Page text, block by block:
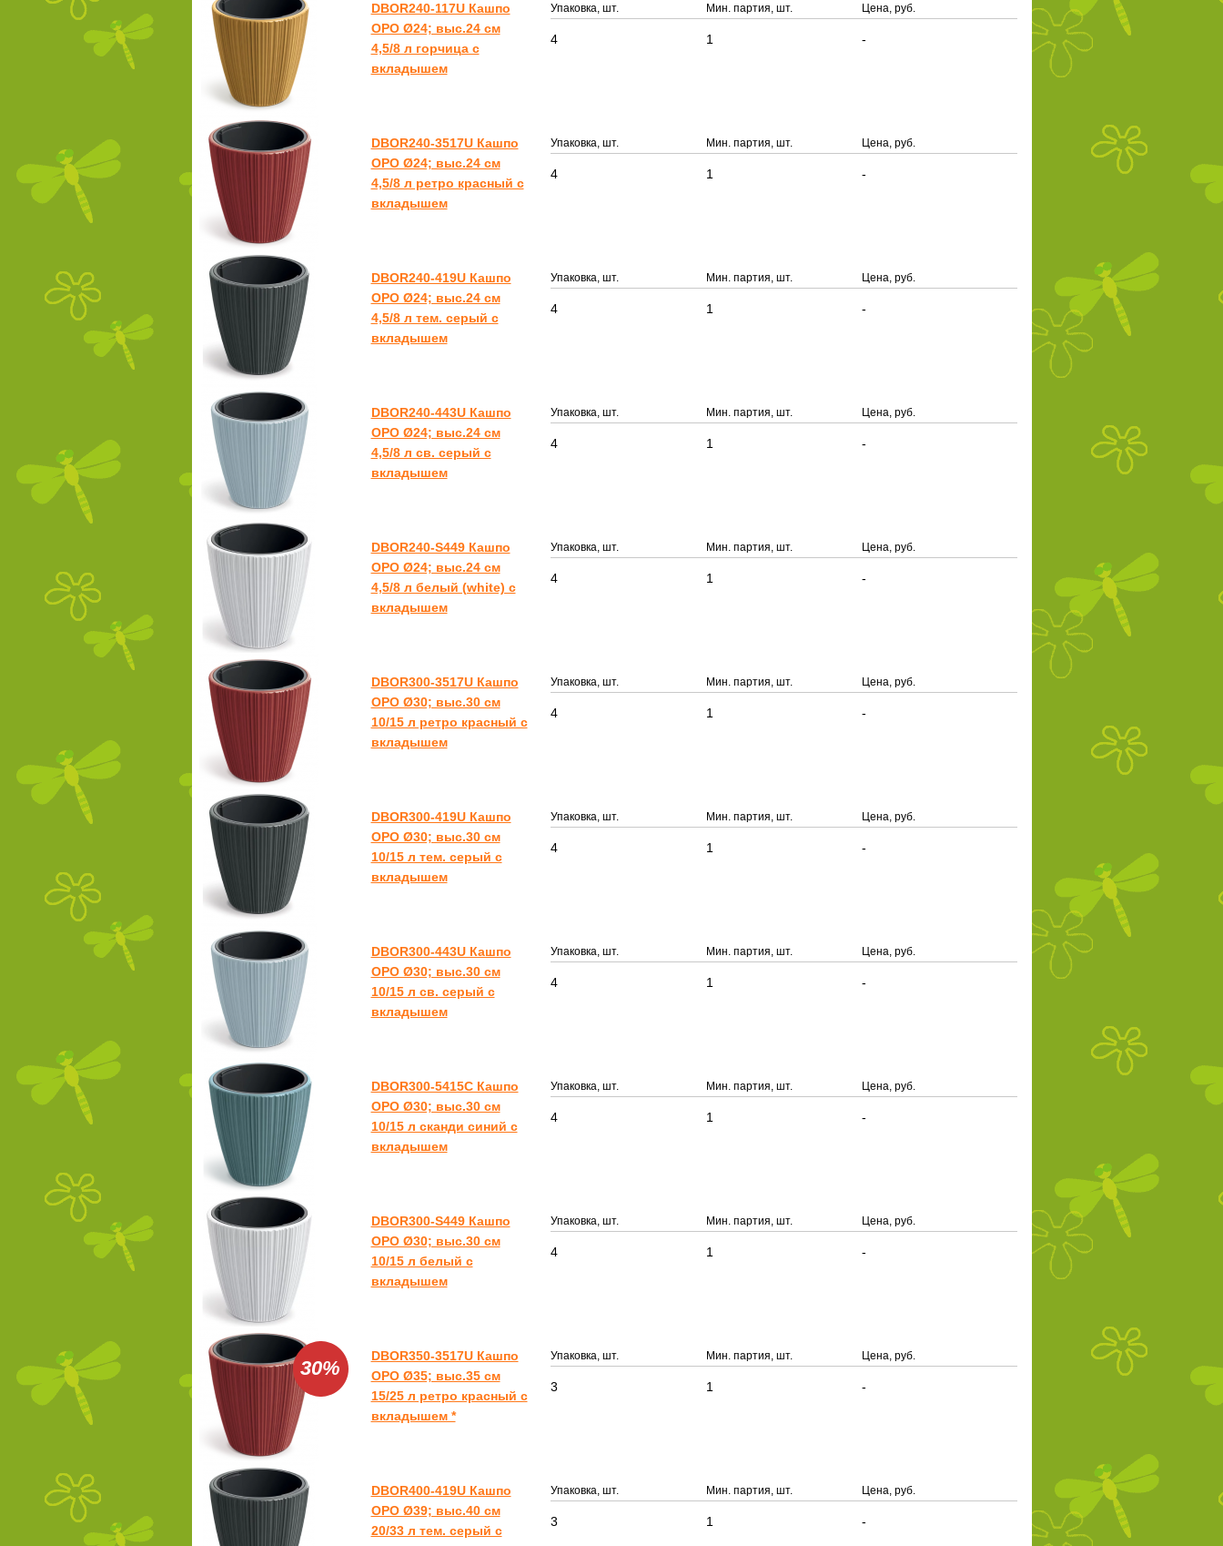
DBOR240-117U Кашпо
ОРО Ø24; выс.24 см
4,5/8 л горчица с
вкладышем
Упаковка, шт. Мин. партия, шт. Цена, руб.
4 1 -
DBOR240-3517U Кашпо
ОРО Ø24; выс.24 см
4,5/8 л ретро красный с
вкладышем
Упаковка, шт. Мин. партия, шт. Цена, руб.
4 1 -
DBOR240-419U Кашпо
ОРО Ø24; выс.24 см
4,5/8 л тем. серый с
вкладышем
Упаковка, шт. Мин. партия, шт. Цена, руб.
4 1 -
DBOR240-443U Кашпо
ОРО Ø24; выс.24 см
4,5/8 л св. серый с
вкладышем
Упаковка, шт. Мин. партия, шт. Цена, руб.
4 1 -
DBOR240-S449 Кашпо
ОРО Ø24; выс.24 см
4,5/8 л белый (white) с
вкладышем
Упаковка, шт. Мин. партия, шт. Цена, руб.
4 1 -
DBOR300-3517U Кашпо
ОРО Ø30; выс.30 см
10/15 л ретро красный с
вкладышем
Упаковка, шт. Мин. партия, шт. Цена, руб.
4 1 -
DBOR300-419U Кашпо
ОРО Ø30; выс.30 см
10/15 л тем. серый с
вкладышем
Упаковка, шт. Мин. партия, шт. Цена, руб.
4 1 -
DBOR300-443U Кашпо
ОРО Ø30; выс.30 см
10/15 л св. серый с
вкладышем
Упаковка, шт. Мин. партия, шт. Цена, руб.
4 1 -
DBOR300-5415C Кашпо
ОРО Ø30; выс.30 см
10/15 л сканди синий с
вкладышем
Упаковка, шт. Мин. партия, шт. Цена, руб.
4 1 -
DBOR300-S449 Кашпо
ОРО Ø30; выс.30 см
10/15 л белый с
вкладышем
Упаковка, шт. Мин. партия, шт. Цена, руб.
4 1 -
30%
DBOR350-3517U Кашпо
ОРО Ø35; выс.35 см
15/25 л ретро красный с
вкладышем *
Упаковка, шт. Мин. партия, шт. Цена, руб.
3 1 -
DBOR400-419U Кашпо
ОРО Ø39; выс.40 см
20/33 л тем. серый с
Упаковка, шт. Мин. партия, шт. Цена, руб.
3 1 -